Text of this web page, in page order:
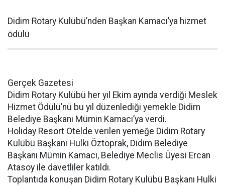
Didim Rotary Kulübü’nden Başkan Kamacı’ya hizmet
ödülü
Gerçek Gazetesi
Didim Rotary Kulübü her yıl Ekim ayında verdiği Meslek
Hizmet Ödülü’nü bu yıl düzenlediği yemekle Didim
Belediye Başkanı Mümin Kamacı’ya verdi.
Holiday Resort Otelde verilen yemeğe Didim Rotary
Kulübü Başkanı Hulki Öztoprak, Didim Belediye
Başkanı Mümin Kamacı, Belediye Meclis Üyesi Ercan
Atasoy ile davetliler katıldı.
Toplantıda konuşan Didim Rotary Kulübü Başkanı Hulki